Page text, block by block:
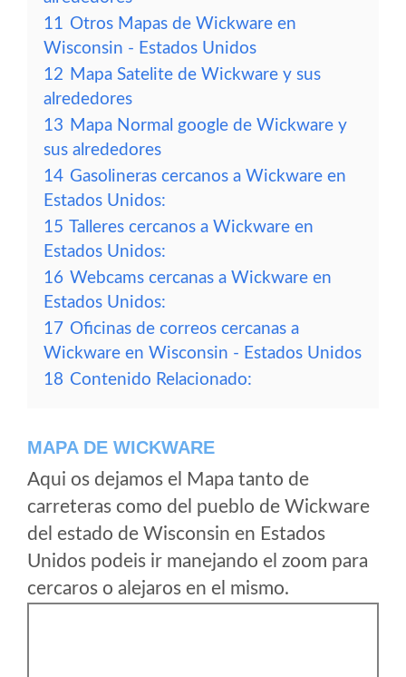
11 Otros Mapas de Wickware en
Wisconsin - Estados Unidos
12 Mapa Satelite de Wickware y sus
alrededores
13 Mapa Normal google de Wickware y
sus alrededores
14 Gasolineras cercanos a Wickware en
Estados Unidos:
15 Talleres cercanos a Wickware en
Estados Unidos:
16 Webcams cercanas a Wickware en
Estados Unidos:
17 Oficinas de correos cercanas a
Wickware en Wisconsin - Estados Unidos
18 Contenido Relacionado:
MAPA DE WICKWARE
Aqui os dejamos el Mapa tanto de
carreteras como del pueblo de Wickware
del estado de Wisconsin en Estados
Unidos podeis ir manejando el zoom para
cercaros o alejaros en el mismo.